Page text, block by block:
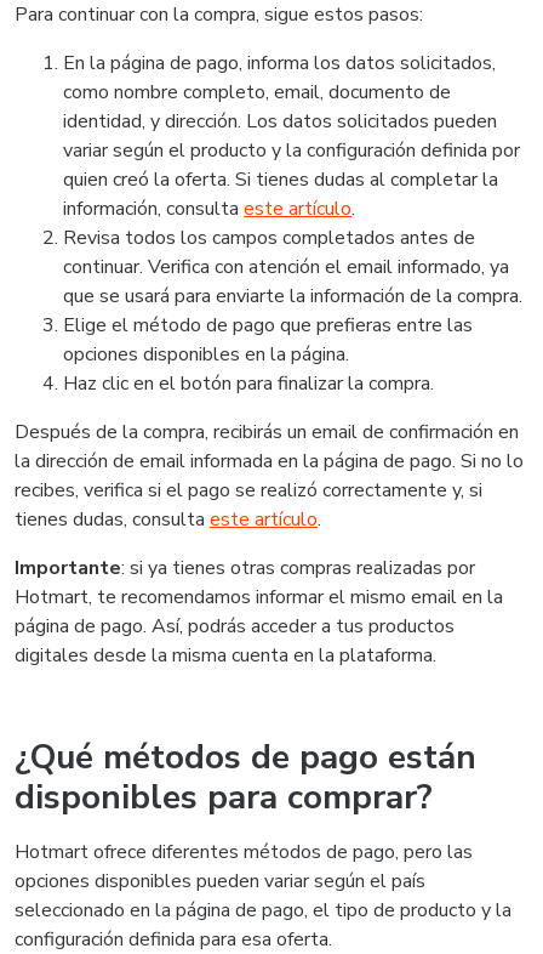
Para continuar con la compra, sigue estos pasos:
En la página de pago, informa los datos solicitados,
como nombre completo, email, documento de
identidad, y dirección. Los datos solicitados pueden
variar según el producto y la configuración definida por
quien creó la oferta. Si tienes dudas al completar la
información, consulta este artículo.
Revisa todos los campos completados antes de
continuar. Verifica con atención el email informado, ya
que se usará para enviarte la información de la compra.
Elige el método de pago que prefieras entre las
opciones disponibles en la página.
Haz clic en el botón para finalizar la compra.
Después de la compra, recibirás un email de confirmación en
la dirección de email informada en la página de pago. Si no lo
recibes, verifica si el pago se realizó correctamente y, si
tienes dudas, consulta este artículo.
Importante: si ya tienes otras compras realizadas por
Hotmart, te recomendamos informar el mismo email en la
página de pago. Así, podrás acceder a tus productos
digitales desde la misma cuenta en la plataforma.
¿Qué métodos de pago están
disponibles para comprar?
Hotmart ofrece diferentes métodos de pago, pero las
opciones disponibles pueden variar según el país
seleccionado en la página de pago, el tipo de producto y la
configuración definida para esa oferta.